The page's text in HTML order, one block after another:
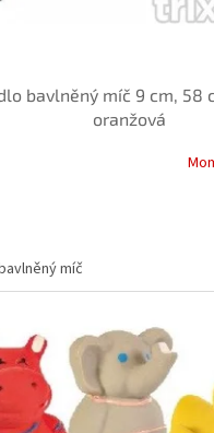
bavlněný míč 9 cm, 58
oranžová
míč